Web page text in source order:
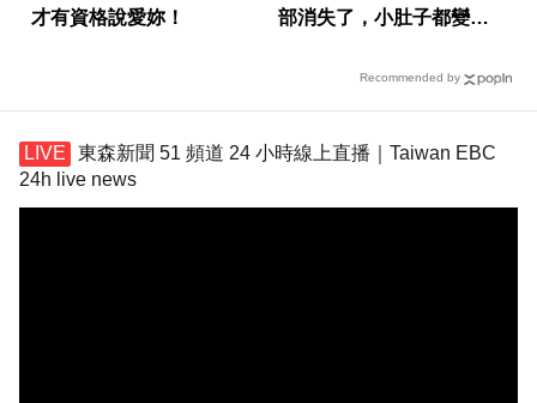
才有資格說愛妳！
部消失了，小肚子都變平
Recommended by
東森新聞 51 頻道 24 小時線上直播｜Taiwan EBC
24h live news